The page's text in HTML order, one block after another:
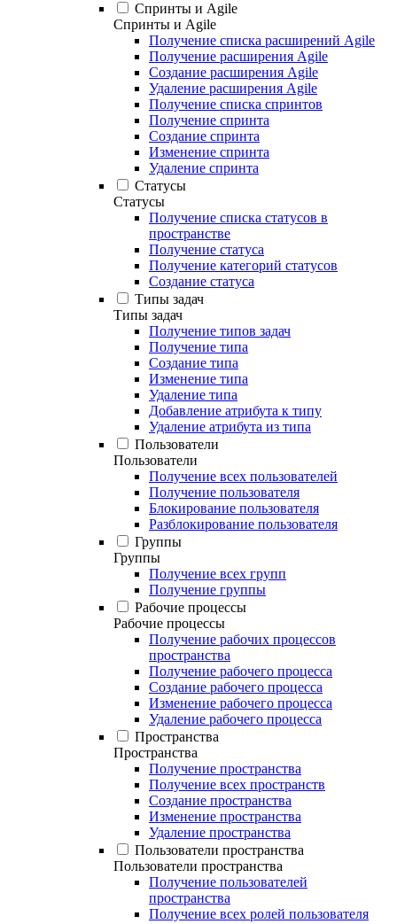
Спринты и Agile
Спринты и Agile
Получение списка расширений Agile
Получение расширения Agile
Создание расширения Agile
Удаление расширения Agile
Получение списка спринтов
Получение спринта
Создание спринта
Изменение спринта
Удаление спринта
Статусы
Статусы
Получение списка статусов в
пространстве
Получение статуса
Получение категорий статусов
Создание статуса
Типы задач
Типы задач
Получение типов задач
Получение типа
Создание типа
Изменение типа
Удаление типа
Добавление атрибута к типу
Удаление атрибута из типа
Пользователи
Пользователи
Получение всех пользователей
Получение пользователя
Блокирование пользователя
Разблокирование пользователя
Группы
Группы
Получение всех групп
Получение группы
Рабочие процессы
Рабочие процессы
Получение рабочих процессов
пространства
Получение рабочего процесса
Создание рабочего процесса
Изменение рабочего процесса
Удаление рабочего процесса
Пространства
Пространства
Получение пространства
Получение всех пространств
Создание пространства
Изменение пространства
Удаление пространства
Пользователи пространства
Пользователи пространства
Получение пользователей
пространства
Получение всех ролей пользователя